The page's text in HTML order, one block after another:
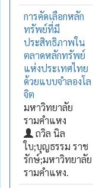
การคัดเลือกหลัก
ทรัพย์ที่มี
ประสิทธิภาพใน
ตลาดหลักทรัพย์
แห่งประเทศไทย
ด้วยแบบจำลองโล
จิต
มหาวิทยาลัย
รามคำแหง
ถวิล นิล
ใบ;บุญธรรม ราช
รักษ์;มหาวิทยาลัย
รามคำแหง.